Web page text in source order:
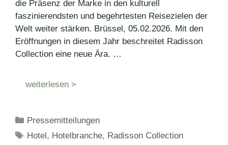
die Präsenz der Marke in den kulturell
faszinierendsten und begehrtesten Reisezielen der
Welt weiter stärken. Brüssel, 05.02.2026. Mit den
Eröffnungen in diesem Jahr beschreitet Radisson
Collection eine neue Ära. …
weiterlesen >
Kategorien
Pressemitteilungen
Schlagwörter
Hotel , Hotelbranche, Radisson Collection